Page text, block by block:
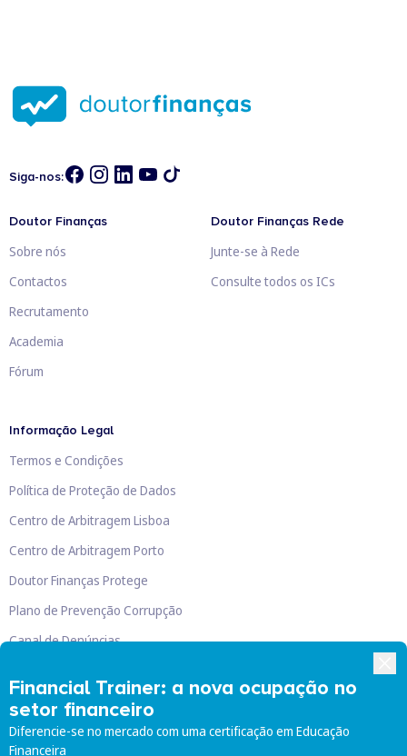
Financial Trainer: a nova ocupação no
setor financeiro
Diferencie-se no mercado com uma certificação em Educação
Financeira
Siga-nos:
Doutor Finanças
Sobre nós
Contactos
Recrutamento
Academia
Fórum
Doutor Finanças Rede
Junte-se à Rede
Consulte todos os ICs
Informação Legal
Termos e Condições
Política de Proteção de Dados
Centro de Arbitragem Lisboa
Centro de Arbitragem Porto
Doutor Finanças Protege
Plano de Prevenção Corrupção
Canal de Denúncias